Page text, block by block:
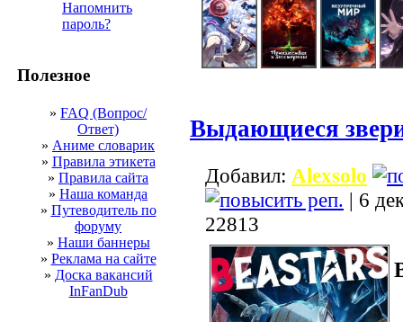
Напомнить
пароль?
Полезное
» FAQ (Вопрос/
Ответ)
» Аниме словарик
» Правила этикета
» Правила сайта
» Наша команда
» Путеводитель по
форуму
» Наши баннеры
» Реклама на сайте
» Доска вакансий
InFanDub
Выдающиеся
Добавил: Alexsolo
| 6
22813